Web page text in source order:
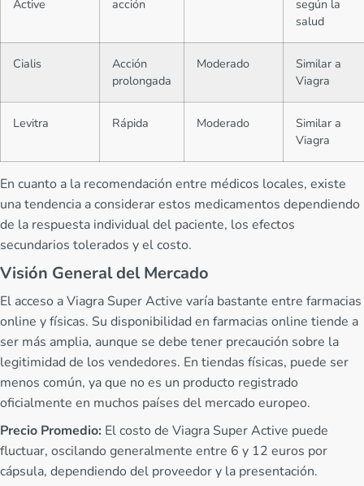
Active acción
según la
salud
Cialis
Acción
prolongada
Moderado
Similar a
Viagra
Levitra Rápida Moderado
Similar a
Viagra
En cuanto a la recomendación entre médicos locales, existe
una tendencia a considerar estos medicamentos dependiendo
de la respuesta individual del paciente, los efectos
secundarios tolerados y el costo.
Visión General del Mercado
El acceso a Viagra Super Active varía bastante entre farmacias
online y físicas. Su disponibilidad en farmacias online tiende a
ser más amplia, aunque se debe tener precaución sobre la
legitimidad de los vendedores. En tiendas físicas, puede ser
menos común, ya que no es un producto registrado
oficialmente en muchos países del mercado europeo.
Precio Promedio: El costo de Viagra Super Active puede
fluctuar, oscilando generalmente entre 6 y 12 euros por
cápsula, dependiendo del proveedor y la presentación.